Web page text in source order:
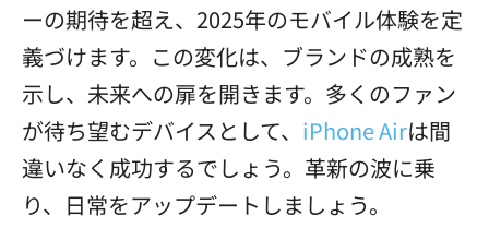
ーの期待を超え、2025年のモバイル体験を定
義づけます。この変化は、ブランドの成熟を
示し、未来への扉を開きます。多くのファン
が待ち望むデバイスとして、 iPhone Airは間
違いなく成功するでしょう。革新の波に乗
り、日常をアップデートしましょう。